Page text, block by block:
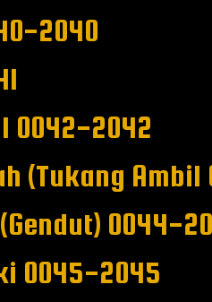
2040
0042-2042
(Tukang
0044-
0045-2045